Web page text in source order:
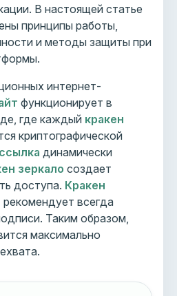
В настоящей статье
принципы работы,
и методы защиты при
интернет-
функционирует в
где каждый кракен
криптографической
динамически
зеркало создает
доступа. Кракен
рекомендует всегда
Таким образом,
максимально